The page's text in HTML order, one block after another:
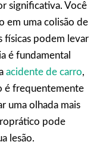
significativa. Você
em uma colisão de
físicas podem levar
é fundamental
acidente de carro,
é frequentemente
uma olhada mais
pode
lesão.